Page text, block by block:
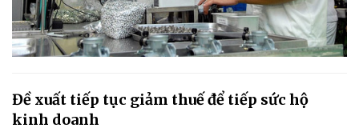
Đề xuất tiếp tục giảm thuế để tiếp sức hộ
kinh doanh